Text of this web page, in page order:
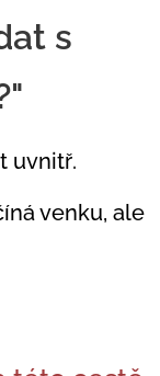
s
uvnitř.
venku, ale